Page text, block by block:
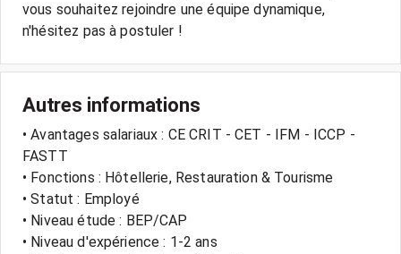
vous souhaitez rejoindre une équipe dynamique,
Autres informations
• Avantages salariaux : CE CRIT - CET - IFM - ICCP -
FASTT
• Fonctions : Hôtellerie, Restauration & Tourisme
• Statut : Employé
• Niveau étude : BEP/CAP
• Niveau d'expérience : 1-2 ans